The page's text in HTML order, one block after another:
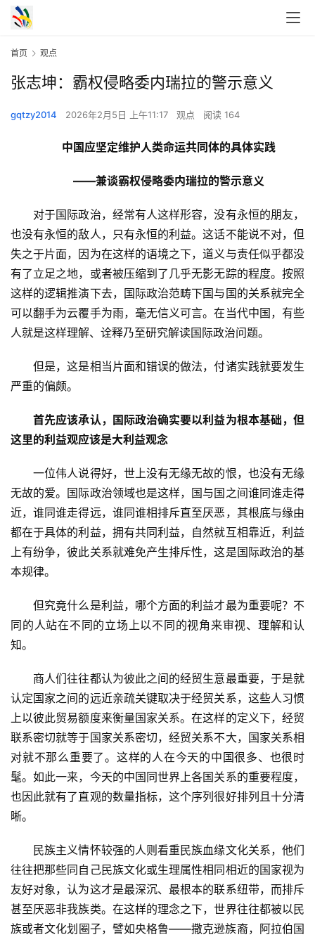
首页 观点
张志坤：霸权侵略委内瑞拉的警示意义
gqtzy2014 2026年2月5日 上午11:17 观点 阅读 164
中国应坚定维护人类命运共同体的具体实践
——兼谈霸权侵略委内瑞拉的警示意义
对于国际政治，经常有人这样形容，没有永恒的朋友，
也没有永恒的敌人，只有永恒的利益。这话不能说不对，但
失之于片面，因为在这样的语境之下，道义与责任似乎都没
有了立足之地，或者被压缩到了几乎无影无踪的程度。按照
这样的逻辑推演下去，国际政治范畴下国与国的关系就完全
可以翻手为云覆手为雨，毫无信义可言。在当代中国，有些
人就是这样理解、诠释乃至研究解读国际政治问题。
但是，这是相当片面和错误的做法，付诸实践就要发生
严重的偏颇。
首先应该承认，国际政治确实要以利益为根本基础，但
这里的利益观应该是大利益观念
一位伟人说得好，世上没有无缘无故的恨，也没有无缘
无故的爱。国际政治领域也是这样，国与国之间谁同谁走得
近，谁同谁走得远，谁同谁相排斥直至厌恶，其根底与缘由
都在于具体的利益，拥有共同利益，自然就互相靠近，利益
上有纷争，彼此关系就难免产生排斥性，这是国际政治的基
本规律。
但究竟什么是利益，哪个方面的利益才最为重要呢？不
同的人站在不同的立场上以不同的视角来审视、理解和认
知。
商人们往往都认为彼此之间的经贸生意最重要，于是就
认定国家之间的远近亲疏关键取决于经贸关系，这些人习惯
上以彼此贸易额度来衡量国家关系。在这样的定义下，经贸
联系密切就等于国家关系密切，经贸关系不大，国家关系相
对就不那么重要了。这样的人在今天的中国很多、也很时
髦。如此一来，今天的中国同世界上各国关系的重要程度，
也因此就有了直观的数量指标，这个序列很好排列且十分清
晰。
民族主义情怀较强的人则看重民族血缘文化关系，他们
往往把那些同自己民族文化或生理属性相同相近的国家视为
友好对象，认为这才是最深沉、最根本的联系纽带，而排斥
甚至厌恶非我族类。在这样的理念之下，世界往往都被以民
族或者文化划圈子，譬如央格鲁——撒克逊族裔，阿拉伯国